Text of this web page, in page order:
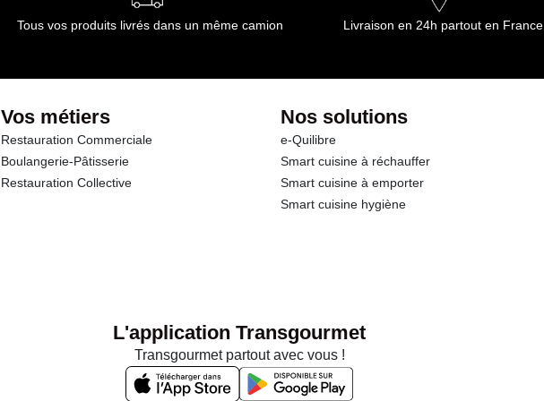
Tous vos produits livrés dans un même camion Livraison en 24h partout en France
Vos métiers
Restauration Commerciale
Boulangerie-Pâtisserie
Restauration Collective
Nos solutions
e-Quilibre
Smart cuisine à réchauffer
Smart cuisine à emporter
Smart cuisine hygiène
L'application Transgourmet
Transgourmet partout avec vous !